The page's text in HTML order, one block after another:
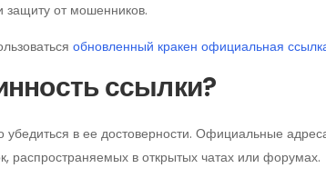
защиту от мошенников.
обновленный кракен официальная
ссылки?
в ее достоверности. Официальные
распространяемых в открытых чатах или форумах.